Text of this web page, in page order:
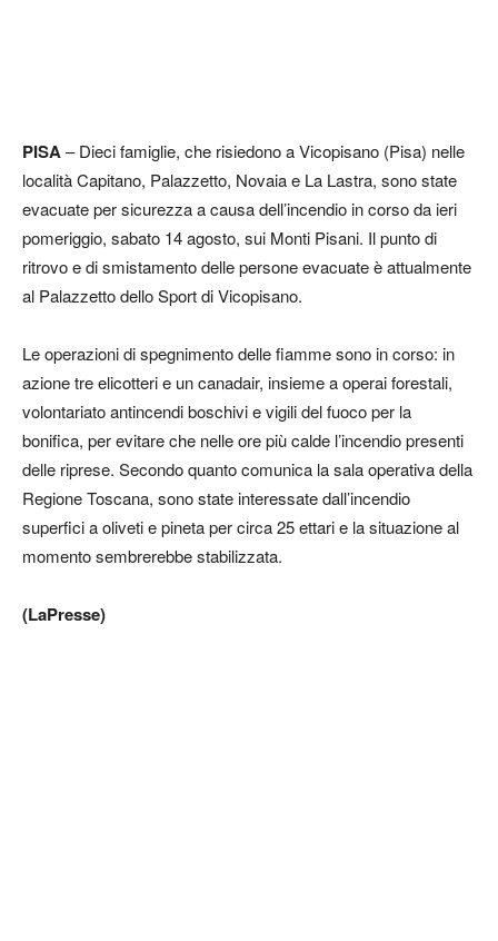
PISA– Dieci famiglie, che risiedono a Vicopisano (Pisa) nelle
località Capitano, Palazzetto, Novaia e La Lastra, sono state
evacuate per sicurezza a causa dell’incendio in corso da ieri
pomeriggio, sabato 14 agosto, sui Monti Pisani. Il punto di
ritrovo e di smistamento delle persone evacuate è attualmente
al Palazzetto dello Sport di Vicopisano.
Le operazioni di spegnimento delle fiamme sono in corso: in
azione tre elicotteri e un canadair, insieme a operai forestali,
volontariato antincendi boschivi e vigili del fuoco per la
bonifica, per evitare che nelle ore più calde l’incendio presenti
delle riprese. Secondo quanto comunica la sala operativa della
Regione Toscana, sono state interessate dall’incendio
superfici a oliveti e pineta per circa 25 ettari e la situazione al
momento sembrerebbe stabilizzata.
(LaPresse)